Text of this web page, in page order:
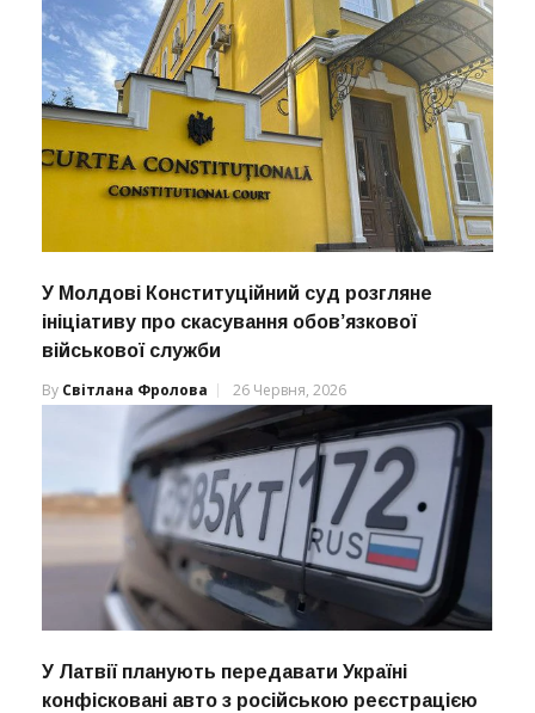
У Молдові Конституційний суд розгляне
ініціативу про скасування обов’язкової
військової служби
By Світлана Фролова 26 Червня, 2026
У Латвії планують передавати Україні
конфісковані авто з російською реєстрацією